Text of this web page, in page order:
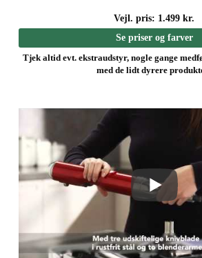
Vejl. pris: 1.499 kr.
Se priser og farver
Tjek altid evt. ekstraudstyr, nogle gange
med de lidt dyrere